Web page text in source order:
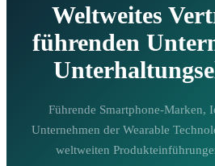
Weltweites
führenden
Führende Smartphone-Marken,
Unternehmen der Wearable
weltweiten